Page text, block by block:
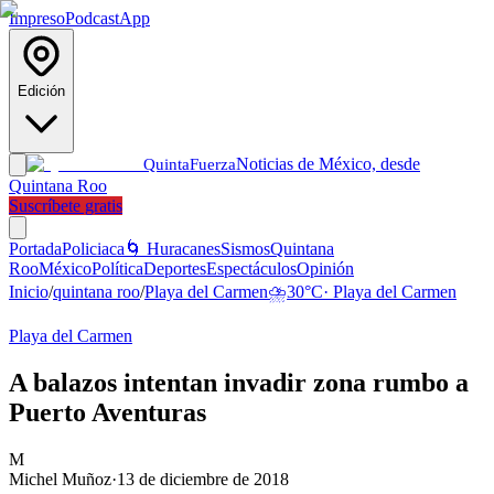
ImpresoPodcastApp
Edición
QuintaFuerzaNoticias de México, desde
Quintana Roo
Suscríbete gratis
PortadaPoliciaca 🌀 HuracanesSismosQuintana
RooMéxicoPolíticaDeportesEspectáculosOpinión
Inicio/quintana roo/Playa del Carmen⛈️30°C· Playa del Carmen
Playa del Carmen
A balazos intentan invadir zona rumbo a
Puerto Aventuras
M
Michel Muñoz·13 de diciembre de 2018